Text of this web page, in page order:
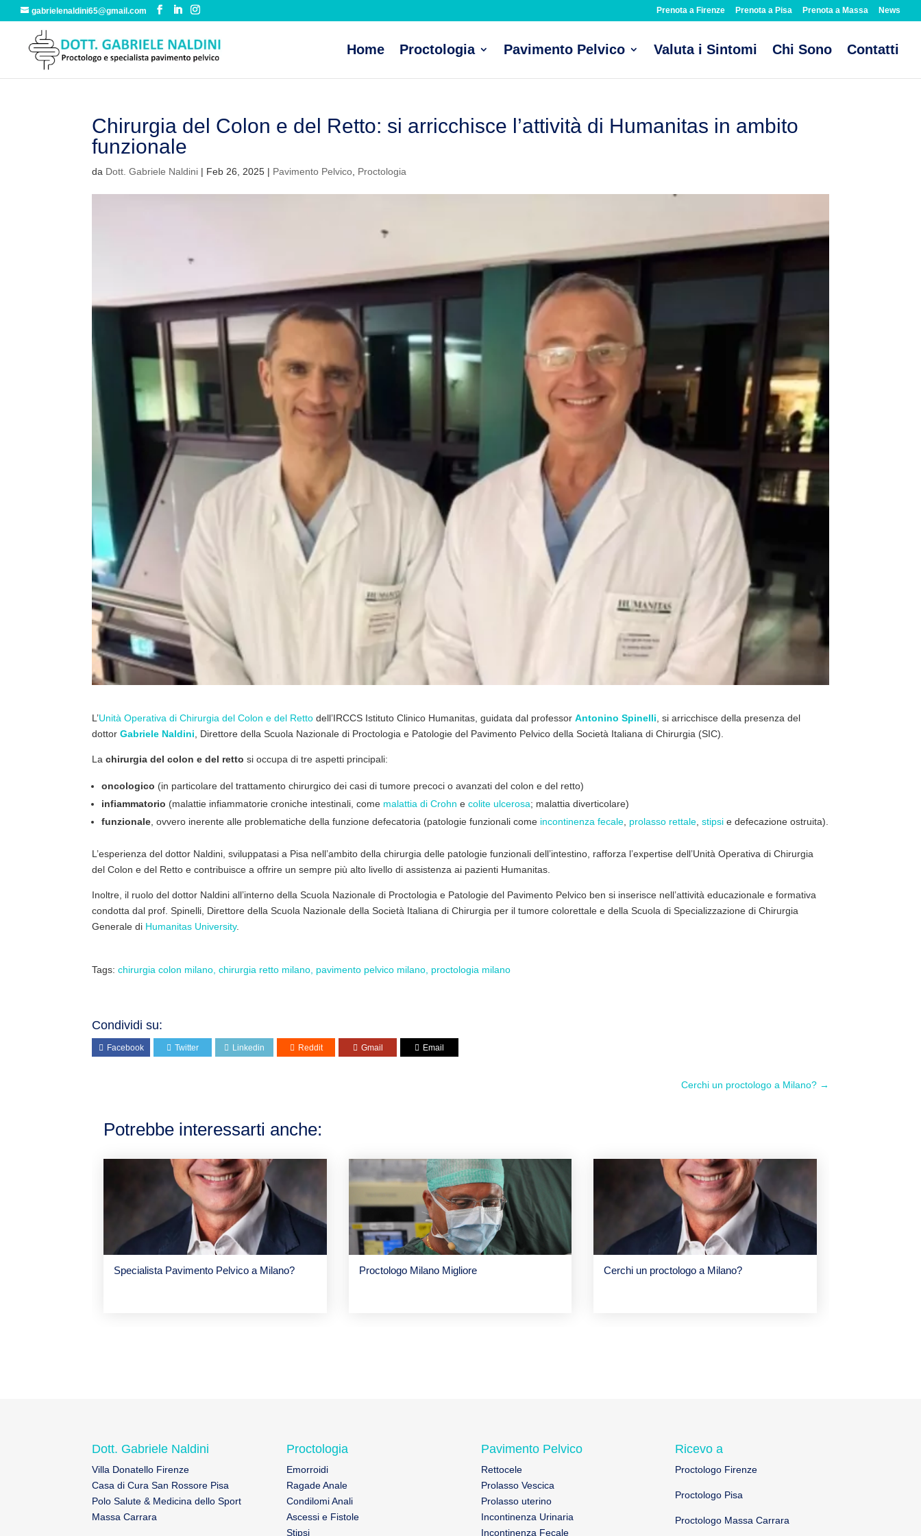
gabrielenaldini65@gmail.com Prenota a Firenze Prenota a Pisa Prenota a Massa News
Home Proctologia Pavimento Pelvico Valuta i Sintomi Chi Sono Contatti
Chirurgia del Colon e del Retto: si arricchisce l’attività di Humanitas in ambito
funzionale
da Dott. Gabriele Naldini | Feb 26, 2025 | Pavimento Pelvico Proctologia
L’Unità Operativa di Chirurgia del Colon e del Retto dell’IRCCS Istituto Clinico Humanitas, guidata dal professorAntonino Spinelli , si arricchisce della presenza del
dottorGabriele Naldini , Direttore della Scuola Nazionale di Proctologia e Patologie del Pavimento Pelvico della Società Italiana di Chirurgia (SIC).
Lachirurgia del colon e del rettosi occupa di tre aspetti principali:
oncologico (in particolare del trattamento chirurgico dei casi di tumore precoci o avanzati del colon e del retto)
infiammatorio (malattie infiammatorie croniche intestinali, come malattia di Crohn ecolite ulcerosa; malattia diverticolare)
funzionale , ovvero inerente alle problematiche della funzione defecatoria (patologie funzionali come incontinenza fecale prolasso rettale ,stipsi e defecazione ostruita).
L’esperienza del dottor Naldini, sviluppatasi a Pisa nell’ambito della chirurgia delle patologie funzionali dell’intestino, rafforza l’expertise dell’Unità Operativa di Chirurgia
del Colon e del Retto e contribuisce a offrire un sempre più alto livello di assistenza ai pazienti Humanitas.
Inoltre, il ruolo del dottor Naldini all’interno della Scuola Nazionale di Proctologia e Patologie del Pavimento Pelvico ben si inserisce nell’attività educazionale e formativa
condotta dal prof. Spinelli, Direttore della Scuola Nazionale della Società Italiana di Chirurgia per il tumore colorettale e della Scuola di Specializzazione di Chirurgia
Generale di Humanitas University.
Tags:chirurgia colon milano chirurgia retto milano pavimento pelvico milano proctologia milano
Condividi su:
Facebook Twitter Linkedin Reddit Gmail Email
Cerchi un proctologo a Milano? →
Potrebbe interessarti anche:
Specialista Pavimento Pelvico a Milano? Proctologo Milano Migliore Cerchi un proctologo a Milano?
Dott. Gabriele Naldini
Villa Donatello Firenze
Casa di Cura San Rossore Pisa
Polo Salute & Medicina dello Sport
Massa Carrara
Proctologia
Emorroidi
Ragade Anale
Condilomi Anali
Ascessi e Fistole
Stipsi
Pavimento Pelvico
Rettocele
Prolasso Vescica
Prolasso uterino
Incontinenza Urinaria
Incontinenza Fecale
Ricevo a
Proctologo Firenze
Proctologo Pisa
Proctologo Massa Carrara